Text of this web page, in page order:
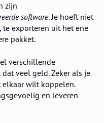
zijn
software. Je hoeft niet
te exporteren uit het ene
pakket.
verschillende
veel geld. Zeker als je
wilt koppelen.
en leveren